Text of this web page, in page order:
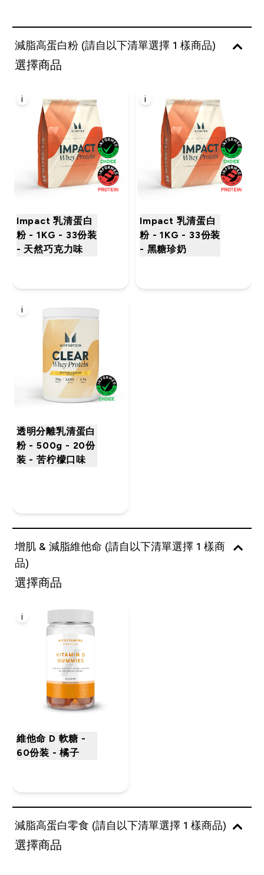
減脂高蛋白粉 (請自以下清單選擇 1 樣商品)
選擇商品
i
Impact 乳清蛋白
粉 - 1KG - 33份装
- 天然巧克力味
i
Impact 乳清蛋白
粉 - 1KG - 33份装
- 黑糖珍奶
i
透明分離乳清蛋白
粉 - 500g - 20份
装 - 苦柠檬口味
增肌 & 減脂維他命 (請自以下清單選擇 1 樣商
品)
選擇商品
i
維他命 D 軟糖 -
60份装 - 橘子
減脂高蛋白零食 (請自以下清單選擇 1 樣商品)
選擇商品